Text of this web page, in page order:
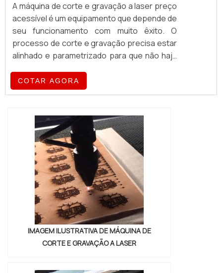
A máquina de corte e gravação a laser preço
acessível é um equipamento que depende de
seu funcionamento com muito êxito. O
processo de corte e gravação precisa estar
alinhado e parametrizado para que não haja
Neste sentido, adquirir uma máquina de corte
e gravação a laser pensando apenas no
pode se tornar uma tremenda dor de
cabeça.Principais vantagens...
COTAR AGORA
IMAGEM ILUSTRATIVA DE MÁQUINA DE
CORTE E GRAVAÇÃO A LASER